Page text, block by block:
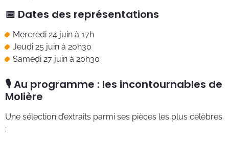
📅 Dates des représentations
Mercredi 24 juin à 17h
Jeudi 25 juin à 20h30
Samedi 27 juin à 20h30
🎙️ Au programme : les incontournables de
Molière
Une sélection d’extraits parmi ses pièces les plus célèbres
: